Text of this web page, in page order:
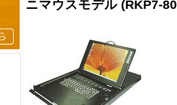
ニマウスモデル (RKP7-